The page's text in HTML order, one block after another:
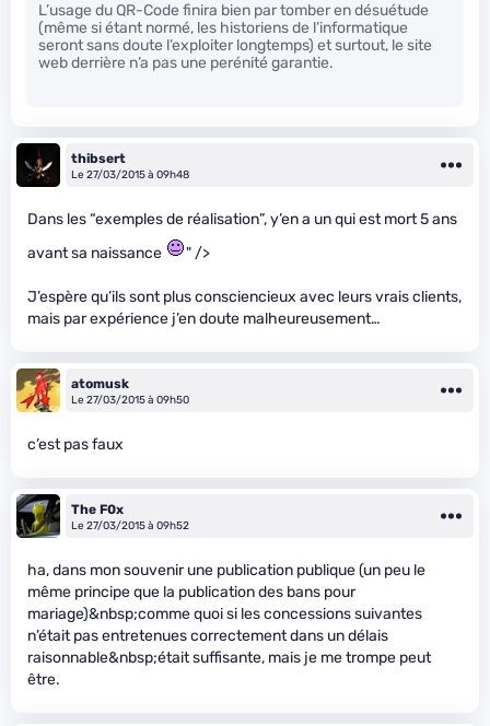
L’usage du QR-Code finira bien par tomber en désuétude
(même si étant normé, les historiens de l’informatique
seront sans doute l’exploiter longtemps) et surtout, le site
web derrière n’a pas une perénité garantie.
thibsert
Le 27/03/2015 à 09h48
Dans les “exemples de réalisation”, y’en a un qui est mort 5 ans
avant sa naissance
" />
J’espère qu’ils sont plus consciencieux avec leurs vrais clients,
mais par expérience j’en doute malheureusement…
atomusk
Le 27/03/2015 à 09h50
c’est pas faux
The F0x
Le 27/03/2015 à 09h52
ha, dans mon souvenir une publication publique (un peu le
même principe que la publication des bans pour
mariage)&nbsp;comme quoi si les concessions suivantes
n’était pas entretenues correctement dans un délais
raisonnable&nbsp;était suffisante, mais je me trompe peut
être.